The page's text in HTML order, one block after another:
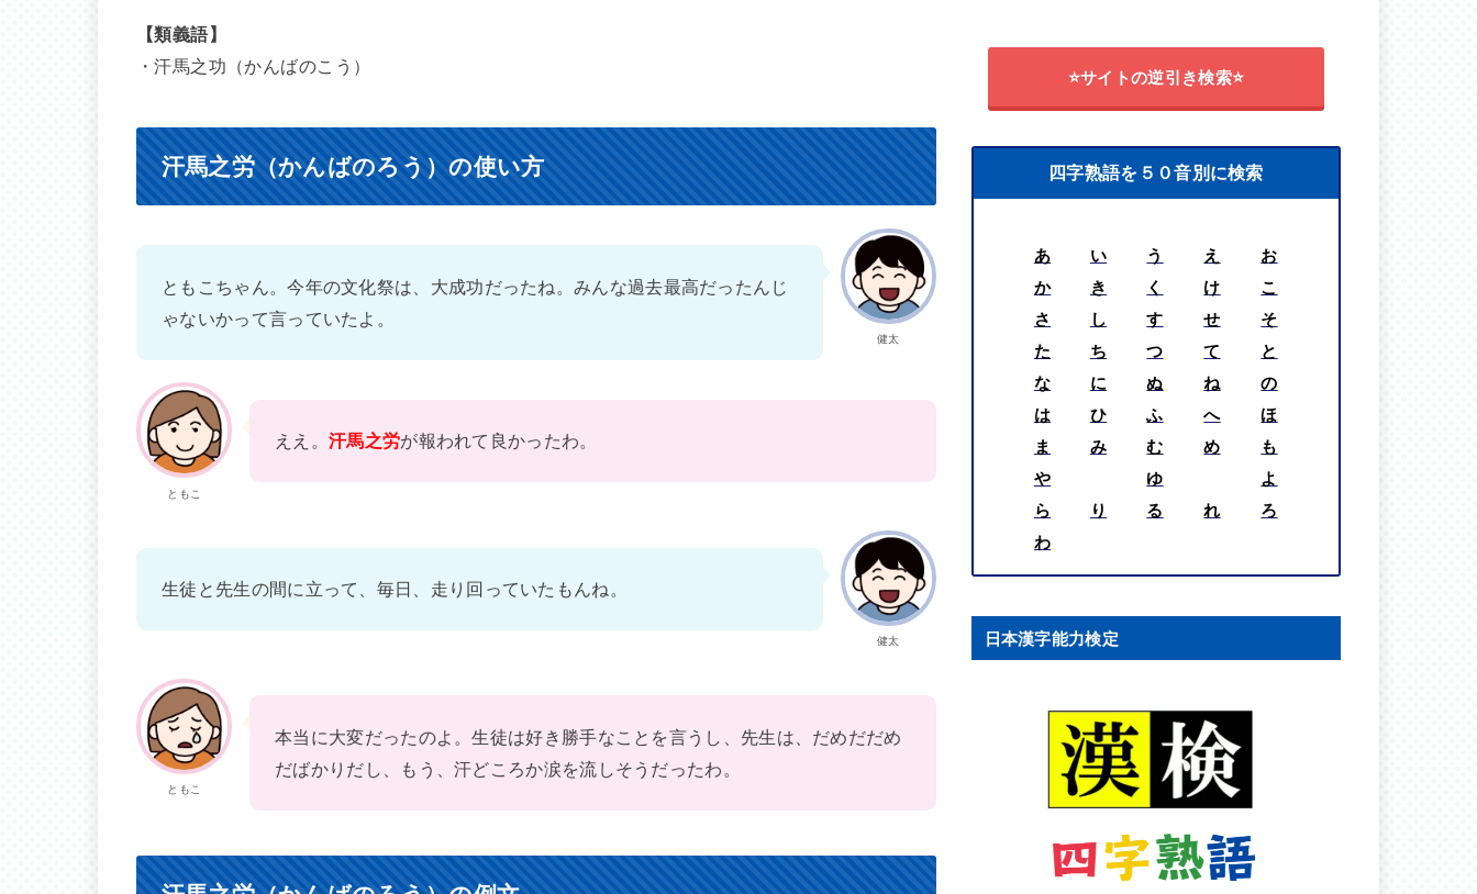
【類義語】
・汗馬之功（かんばのこう）
汗馬之労（かんばのろう）の使い方
健太
ともこちゃん。今年の文化祭は、大成功だったね。みんな過去最高だったんじ
ゃないかって言っていたよ。
ともこ
ええ。汗馬之労が報われて良かったわ。
健太
生徒と先生の間に立って、毎日、走り回っていたもんね。
ともこ
本当に大変だったのよ。生徒は好き勝手なことを言うし、先生は、だめだだめ
だばかりだし、もう、汗どころか涙を流しそうだったわ。
⭐サイトの逆引き検索⭐
四字熟語を５０音別に検索
あ い う え
お
か
き く け
こ
さ
し す せ
そ
た
ち つ て
と
な
に ぬ ね
の
は
ひ ふ へ
ほ
ま
み む め
も
や
ゆ
よ
ら
り る れ
ろ
わ
日本漢字能力検定